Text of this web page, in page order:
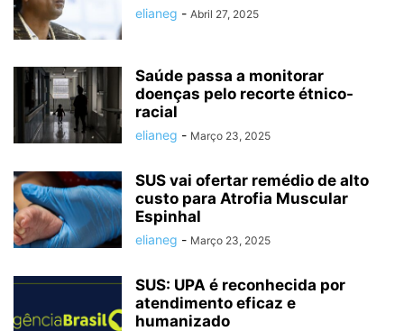
elianeg - Abril 27, 2025
Saúde passa a monitorar
doenças pelo recorte étnico-
racial
elianeg - Março 23, 2025
SUS vai ofertar remédio de alto
custo para Atrofia Muscular
Espinhal
elianeg - Março 23, 2025
SUS: UPA é reconhecida por
atendimento eficaz e
humanizado